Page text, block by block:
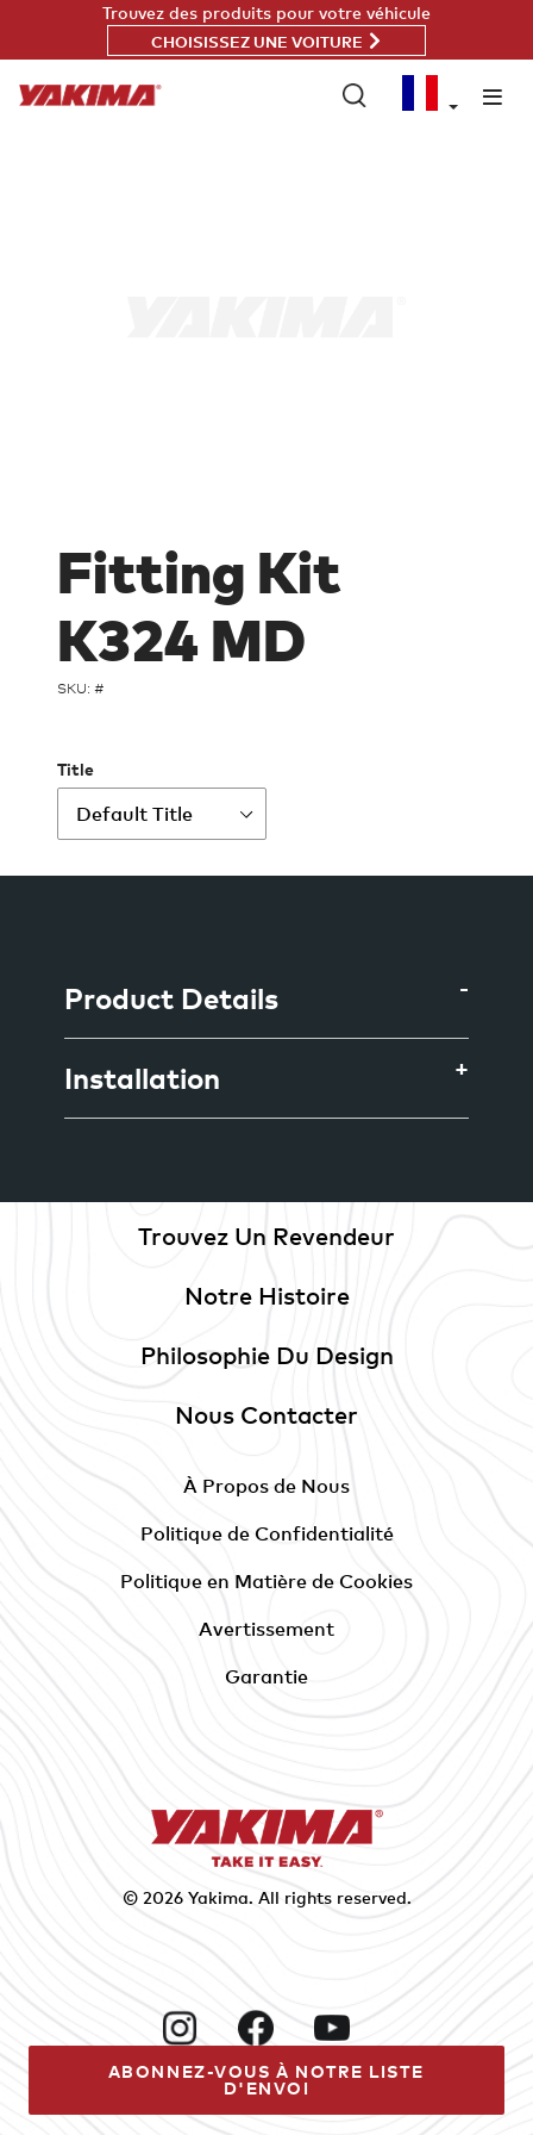
Trouvez des produits pour votre véhicule
CHOISISSEZ UNE VOITURE
Fitting Kit
K324 MD
SKU: #
Title
Product Details
Installation
Trouvez Un Revendeur
Notre Histoire
Philosophie Du Design
Nous Contacter
À Propos de Nous
Politique de Confidentialité
Politique en Matière de Cookies
Avertissement
Garantie
© 2026 Yakima. All rights reserved.
InstagramFacebook
ABONNEZ-VOUS À NOTRE LISTE
D'ENVOI